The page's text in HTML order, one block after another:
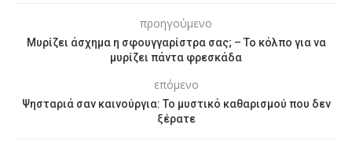
προηγούμενο
Μυρίζει άσχημα η σφουγγαρίστρα σας; – Το κόλπο για να
μυρίζει πάντα φρεσκάδα
επόμενο
Ψησταριά σαν καινούργια: Το μυστικό καθαρισμού που δεν
ξέρατε